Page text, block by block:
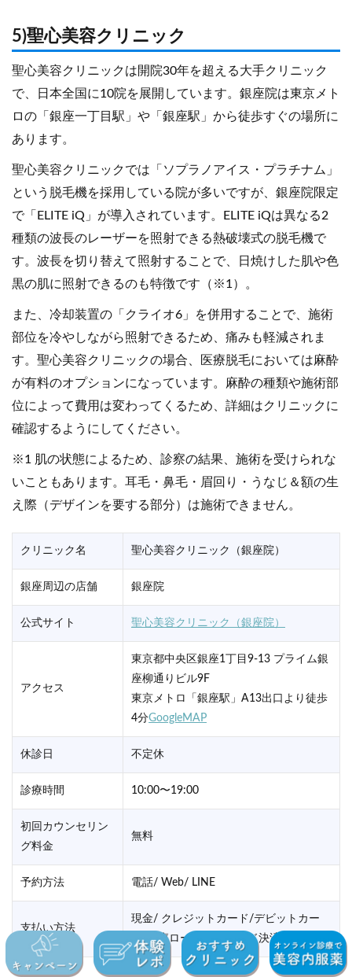
5)聖心美容クリニック
聖心美容クリニックは開院30年を超える大手クリニック
で、日本全国に10院を展開しています。銀座院は東京メト
ロの「銀座一丁目駅」や「銀座駅」から徒歩すぐの場所に
あります。
聖心美容クリニックでは「ソプラノアイス・プラチナム」
という脱毛機を採用している院が多いですが、銀座院限定
で「ELITE iQ」が導入されています。ELITE iQは異なる2
種類の波長のレーザーを照射できる熱破壊式の脱毛機で
す。波長を切り替えて照射することで、日焼けした肌や色
黒の肌に照射できるのも特徴です（※1）。
また、冷却装置の「クライオ6」を併用することで、施術
部位を冷やしながら照射できるため、痛みも軽減されま
す。聖心美容クリニックの場合、医療脱毛においては麻酔
が有料のオプションになっています。麻酔の種類や施術部
位によって費用は変わってくるため、詳細はクリニックに
確認するようにしてください。
※1 肌の状態によるため、診察の結果、施術を受けられな
いこともあります。耳毛・鼻毛・眉回り・うなじ＆額の生
え際（デザインを要する部分）は施術できません。
クリニック名 聖心美容クリニック（銀座院）
銀座周辺の店舗 銀座院
公式サイト 聖心美容クリニック（銀座院）
アクセス
東京都中央区銀座1丁目9-13 プライム銀
座柳通りビル9F
東京メトロ「銀座駅」A13出口より徒歩
4分GoogleMAP
休診日 不定休
診療時間 10:00〜19:00
初回カウンセリン
グ料金
無料
予約方法 電話/ Web/ LINE
支払い方法
現金/ クレジットカード/デビットカー
ド/医療ローン/ QRコード決済